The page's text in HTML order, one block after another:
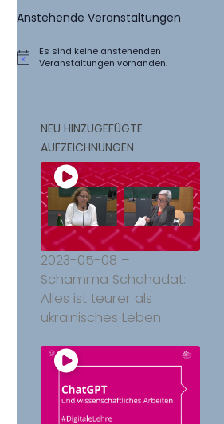
Anstehende Veranstaltungen
Hinweis
Es sind keine anstehenden
Veranstaltungen vorhanden.
NEU HINZUGEFÜGTE
AUFZEICHNUNGEN
2023-05-08 –
Schamma Schahadat:
Alles ist teurer als
ukrainisches Leben